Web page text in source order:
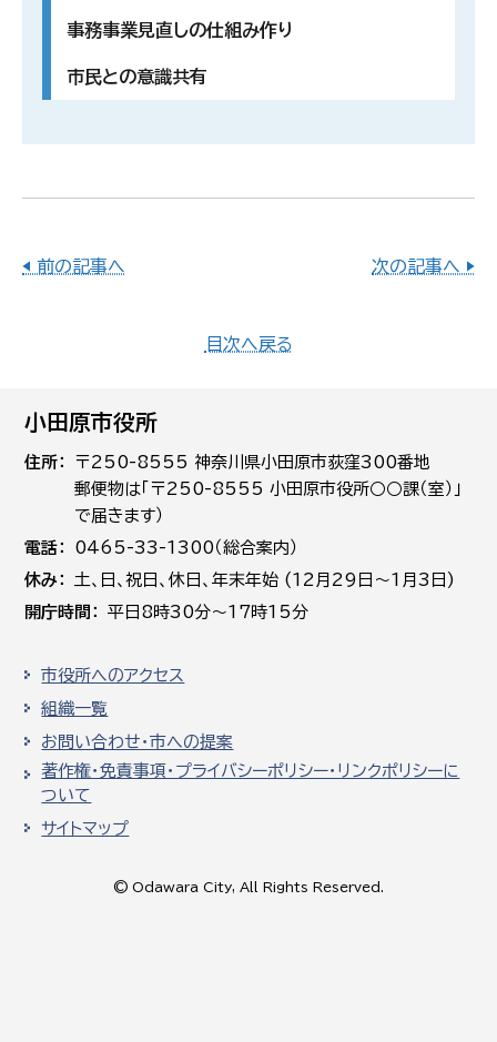
事務事業見直しの仕組み作り
市民との意識共有
◀ 前の記事へ 次の記事へ ▶
目次へ戻る
小田原市役所
住所
〒250-8555 神奈川県小田原市荻窪300番地
郵便物は「〒250-8555 小田原市役所○○課（室）」
で届きます）
電話
0465-33-1300（総合案内）
休み
土､日､祝日、休日、年末年始 (12月29日～1月3日)
開庁時間
平日8時30分～17時15分
市役所へのアクセス
組織一覧
お問い合わせ・市への提案
著作権・免責事項・プライバシーポリシー・リンクポリシーに
ついて
サイトマップ
© Odawara City, All Rights Reserved.